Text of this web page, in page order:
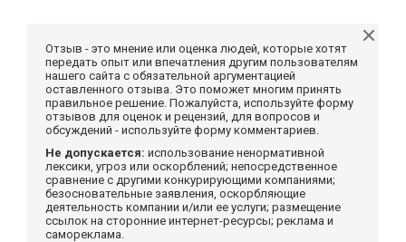
Отзыв - это мнение или оценка людей, которые хотят
передать опыт или впечатления другим пользователям
нашего сайта с обязательной аргументацией
оставленного отзыва. Это поможет многим принять
правильное решение. Пожалуйста, используйте форму
отзывов для оценок и рецензий, для вопросов и
обсуждений - используйте форму комментариев.
Не допускается: использование ненормативной
лексики, угроз или оскорблений; непосредственное
сравнение с другими конкурирующими компаниями;
безосновательные заявления, оскорбляющие
деятельность компании и/или ее услуги; размещение
ссылок на сторонние интернет-ресурсы; реклама и
самореклама.